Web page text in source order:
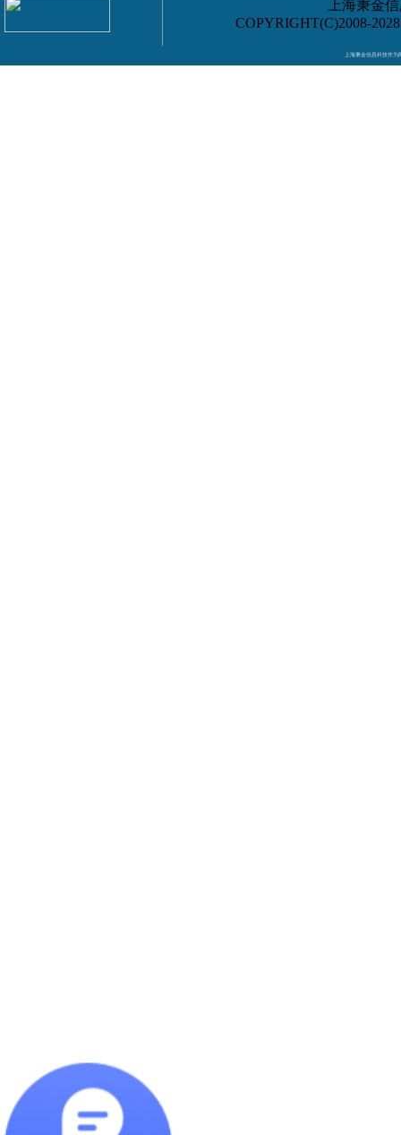
上海秉金
COPYRIGHT(C)2008-
上海秉金信息科技作